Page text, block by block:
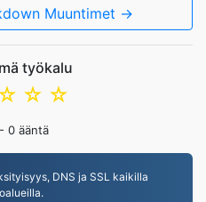
Muuntimet →
työkalu
☆
☆
0ääntä
DNS ja SSL kaikilla